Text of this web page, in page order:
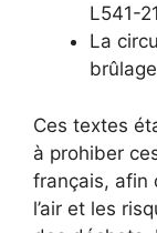
L541-
La
Ces textes
à prohiber
français, afin
l’air et les